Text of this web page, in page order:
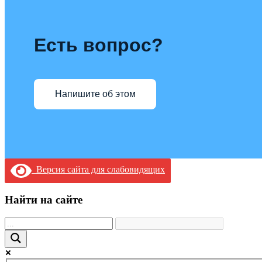
Есть вопрос?
Напишите об этом
Версия сайта для слабовидящих
Найти на сайте